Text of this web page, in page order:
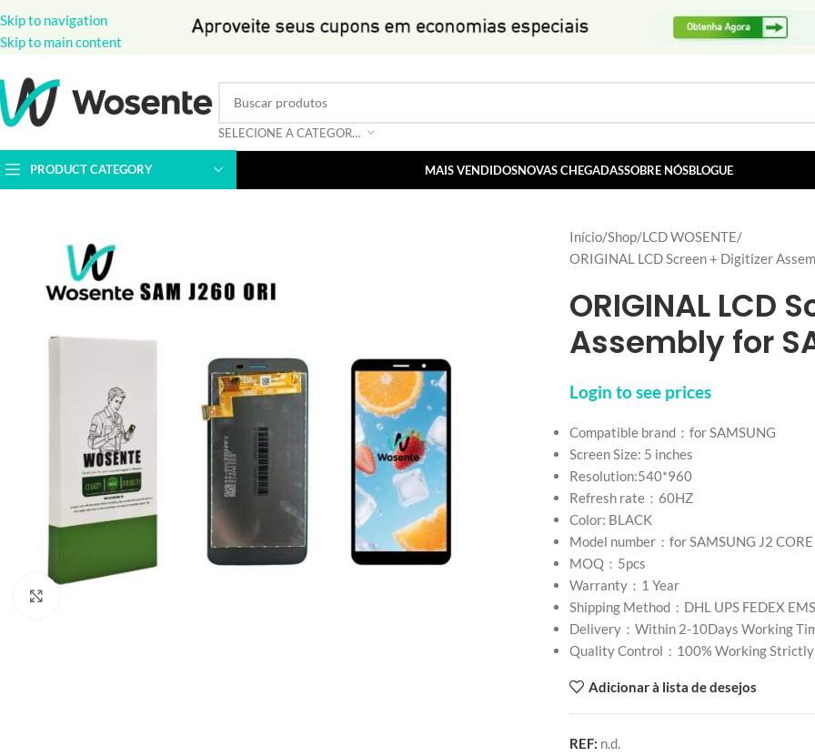
Skip to navigation
Skip to main content
SELECIONE A CATEGORIA
PRODUCT CATEGORY MAIS VENDIDOSNOVAS CHEGADASSOBRE NÓSBLOGUE
Início Shop LCD WOSENTE
ORIGINAL LCD Screen + Digitizer
ORIGINAL LCD
Assembly for
Login to see prices
Compatible brand：for SAMSUNG
Screen Size: 5 inches
Resolution:540*960
Refresh rate：60HZ
Color: BLACK
Model number：for SAMSUNG J2 CORE
MOQ：5pcs
Warranty：1 Year
Shipping Method：DHL UPS FEDEX EMS
Delivery：Within 2-10Days Working
Quality Control：100% Working
Adicionar à lista de desejos
REF: n.d.